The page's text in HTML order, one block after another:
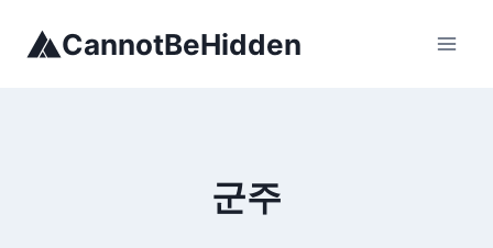
CannotBeHidden
군주